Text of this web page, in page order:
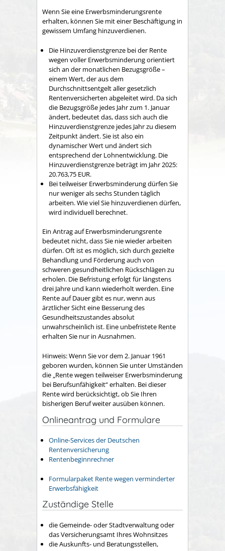
Wenn Sie eine Erwerbsminderungsrente
erhalten, können Sie mit einer Beschäftigung in
gewissem Umfang hinzuverdienen.
Die Hinzuverdienstgrenze bei der Rente
wegen voller Erwerbsminderung orientiert
sich an der monatlichen Bezugsgröße –
einem Wert, der aus dem
Durchschnittsentgelt aller gesetzlich
Rentenversicherten abgeleitet wird. Da sich
die Bezugsgröße jedes Jahr zum 1. Januar
ändert, bedeutet das, dass sich auch die
Hinzuverdienstgrenze jedes Jahr zu diesem
Zeitpunkt ändert. Sie ist also ein
dynamischer Wert und ändert sich
entsprechend der Lohnentwicklung. Die
Hinzuverdienstgrenze beträgt im Jahr 2025:
20.763,75 EUR.
Bei teilweiser Erwerbsminderung dürfen Sie
nur weniger als sechs Stunden täglich
arbeiten. Wie viel Sie hinzuverdienen dürfen,
wird individuell berechnet.
Ein Antrag auf Erwerbsminderungsrente
bedeutet nicht, dass Sie nie wieder arbeiten
dürfen. Oft ist es möglich, sich durch gezielte
Behandlung und Förderung auch von
schweren gesundheitlichen Rückschlägen zu
erholen. Die Befristung erfolgt für längstens
drei Jahre und kann wiederholt werden. Eine
Rente auf Dauer gibt es nur, wenn aus
ärztlicher Sicht eine Besserung des
Gesundheitszustandes absolut
unwahrscheinlich ist. Eine unbefristete Rente
erhalten Sie nur in Ausnahmen.
Hinweis: Wenn Sie vor dem 2. Januar 1961
geboren wurden, können Sie unter Umständen
die „Rente wegen teilweiser Erwerbsminderung
bei Berufsunfähigkeit“ erhalten. Bei dieser
Rente wird berücksichtigt, ob Sie Ihren
bisherigen Beruf weiter ausüben können.
Onlineantrag und Formulare
Online-Services der Deutschen
Rentenversicherung
Rentenbeginnrechner
Formularpaket Rente wegen verminderter
Erwerbsfähigkeit
Zuständige Stelle
die Gemeinde- oder Stadtverwaltung oder
das Versicherungsamt Ihres Wohnsitzes
die Auskunfts- und Beratungsstellen,